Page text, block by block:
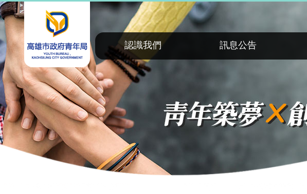
跳到主要內容區塊
認識我們 訊息公告